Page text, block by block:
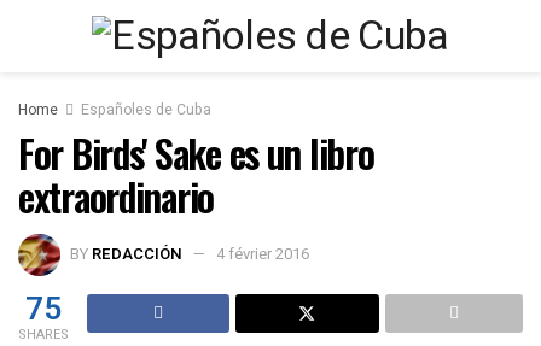
Home Españoles de Cuba
For Birds' Sake es un libro
extraordinario
BY REDACCIÓN 4 février 2016
75
SHARES